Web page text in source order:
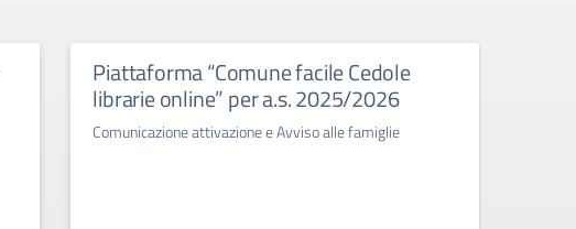
Piattaforma “Comune facile Cedole
librarie online” per a.s. 2025/2026
Comunicazione attivazione e Avviso alle famiglie